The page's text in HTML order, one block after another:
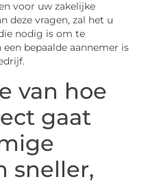
voor uw zakelijke
deze vragen, zal het u
nodig is om te
bepaalde aannemer is
van hoe
gaat
sneller,